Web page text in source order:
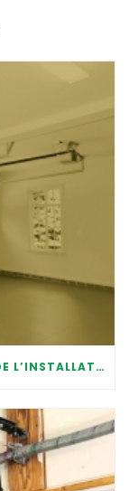
CE QU’IL FAUT CONSIDÉRER LORS DE L’INSTALLATION D’UNE PORTE DE GARAGE